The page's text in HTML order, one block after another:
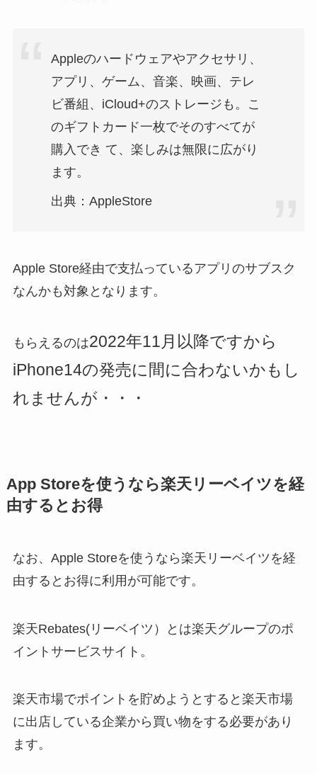
Appleのハードウェアやアクセサリ、
アプリ、ゲーム、音楽、映画、テレ
ビ番組、iCloud+のストレージも。こ
のギフトカード一枚でそのすべてが
購入でき⁠ て、楽しみは無限に広がり
ます。
出典：AppleStore
Apple Store経由で支払っているアプリのサブスク
なんかも対象となります。
もらえるのは2022年11月以降ですから
iPhone14の発売に間に合わないかもし
れませんが・・・
App Storeを使うなら楽天リーベイツを経
由するとお得
なお、Apple Storeを使うなら楽天リーベイツを経
由するとお得に利用が可能です。
楽天Rebates(リーベイツ）とは楽天グループのポ
イントサービスサイト。
楽天市場でポイントを貯めようとすると楽天市場
に出店している企業から買い物をする必要があり
ます。